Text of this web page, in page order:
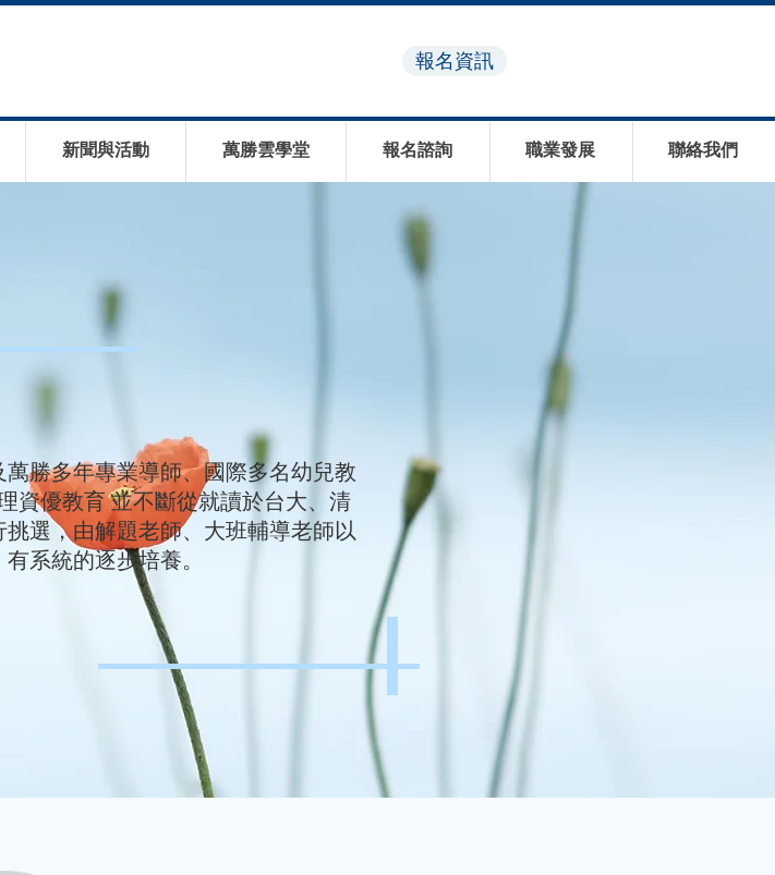
報名資訊
新聞與活動 萬勝雲學堂 報名諮詢 職業發展 聯絡我們
勝多年專業導師、國際多名幼兒教
資優教育 並不斷從就讀於台大、清
選，由解題老師、大班輔導老師以
系統的逐步培養。